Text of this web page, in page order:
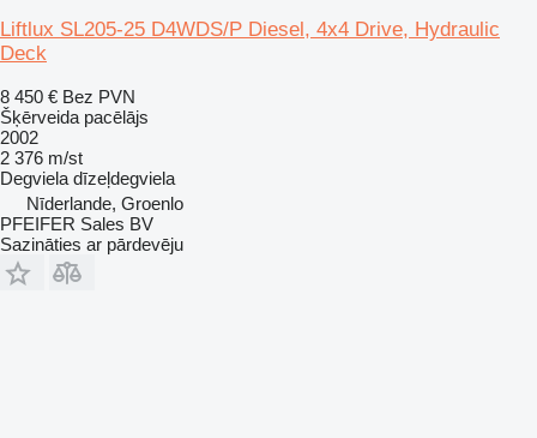
Liftlux SL205-25 D4WDS/P Diesel, 4x4 Drive, Hydraulic
Deck
8 450 € Bez PVN
Šķērveida pacēlājs
2002
2 376 m/st
Degviela dīzeļdegviela
Nīderlande, Groenlo
PFEIFER Sales BV
Sazināties ar pārdevēju